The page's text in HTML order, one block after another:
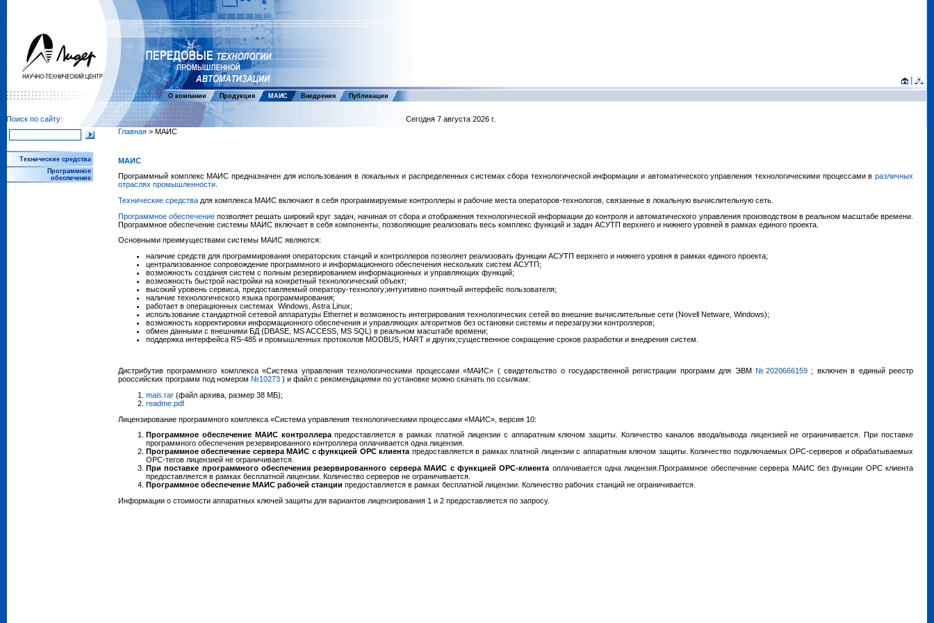
О компании Продукция МАИС Внедрения Публикации
Поиск по сайту: Сегодня 7 августа 2026 г.
Технические средства
Программное
обеспечение
Главная > МАИС
МАИС
Программный комплекс МАИС предназначен для использования в локальных и распределенных системах сбора технологической информации и автоматического управления технологическими процессами в различных
отраслях промышленности.
Технические средства для комплекса МАИС включают в себя программируемые контроллеры и рабочие места операторов-технологов, связанные в локальную вычислительную сеть.
Программное обеспечение позволяет решать широкий круг задач, начиная от сбора и отображения технологической информации до контроля и автоматического управления производством в реальном масштабе времени.
Программное обеспечение системы МАИС включает в себя компоненты, позволяющие реализовать весь комплекс функций и задач АСУТП верхнего и нижнего уровней в рамках единого проекта.
Основными преимуществами системы МАИС являются:
наличие средств для программирования операторских станций и контроллеров позволяет реализовать функции АСУТП верхнего и нижнего уровня в рамках единого проекта;
централизованное сопровождение программного и информационного обеспечения нескольких систем АСУТП;
возможность создания систем с полным резервированием информационных и управляющих функций;
возможность быстрой настройки на конкретный технологический объект;
высокий уровень сервиса, предоставляемый оператору-технологу;интуитивно понятный интерфейс пользователя;
наличие технологического языка программирования;
работает в операционных системах Windows, Astra Linux;
использование стандартной сетевой аппаратуры Ethernet и возможность интегрирования технологических сетей во внешние вычислительные сети (Novell Netware, Windows);
возможность корректировки информационного обеспечения и управляющих алгоритмов без остановки системы и перезагрузки контроллеров;
обмен данными с внешними БД (DBASE, MS ACCESS, MS SQL) в реальном масштабе времени;
поддержка интерфейса RS-485 и промышленных протоколов MODBUS, HART и других;существенное сокращение сроков разработки и внедрения систем.
Дистрибутив программного комплекса «Система управления технологическими процессами «МАИС» ( свидетельство о государственной регистрации программ для ЭВМ №2020666159; включен в единый реестр
рооссийских программ под номером №10273 ) и файл с рекомендациями по установке можно скачать по ссылкам:
mais.rar (файл архива, размер 38 МБ);
readme.pdf
Лицензирование программного комплекса «Система управления технологическими процессами «МАИС», версия 10:
Программное обеспечение МАИС контроллерапредоставляется в рамках платной лицензии с аппаратным ключом защиты. Количество каналов ввода/вывода лицензией не ограничивается. При поставке
программного обеспечения резервированного контроллера оплачивается одна лицензия.
Программное обеспечение сервера МАИС с функцией OPC клиента предоставляется в рамках платной лицензии с аппаратным ключом защиты. Количество подключаемых OPC-серверов и обрабатываемых
OPC-тегов лицензией не ограничивается.
При поставке программного обеспечения резервированного сервера МАИС с функцией OPC-клиента оплачивается одна лицензия.Программное обеспечение сервера МАИС без функции OPC клиента
предоставляется в рамках бесплатной лицензии. Количество серверов не ограничивается.
Программное обеспечение МАИС рабочей станции предоставляется в рамках бесплатной лицензии. Количество рабочих станций не ограничивается.
Информации о стоимости аппаратных ключей защиты для вариантов лицензирования 1 и 2 предоставляется по запросу.